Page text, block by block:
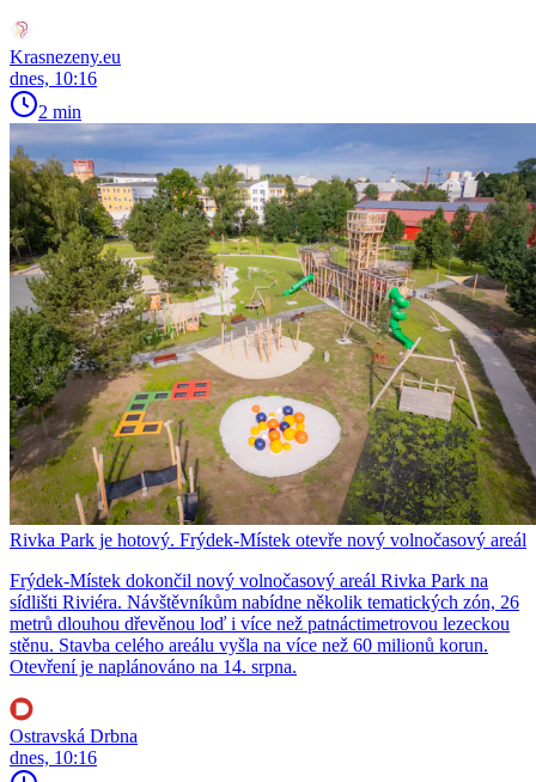
Krasnezeny.eu
dnes, 10:16
2 min
Rivka Park je hotový. Frýdek-Místek otevře nový volnočasový areál
Frýdek-Místek dokončil nový volnočasový areál Rivka Park na
sídlišti Riviéra. Návštěvníkům nabídne několik tematických zón, 26
metrů dlouhou dřevěnou loď i více než patnáctimetrovou lezeckou
stěnu. Stavba celého areálu vyšla na více než 60 milionů korun.
Otevření je naplánováno na 14. srpna.
Ostravská Drbna
dnes, 10:16